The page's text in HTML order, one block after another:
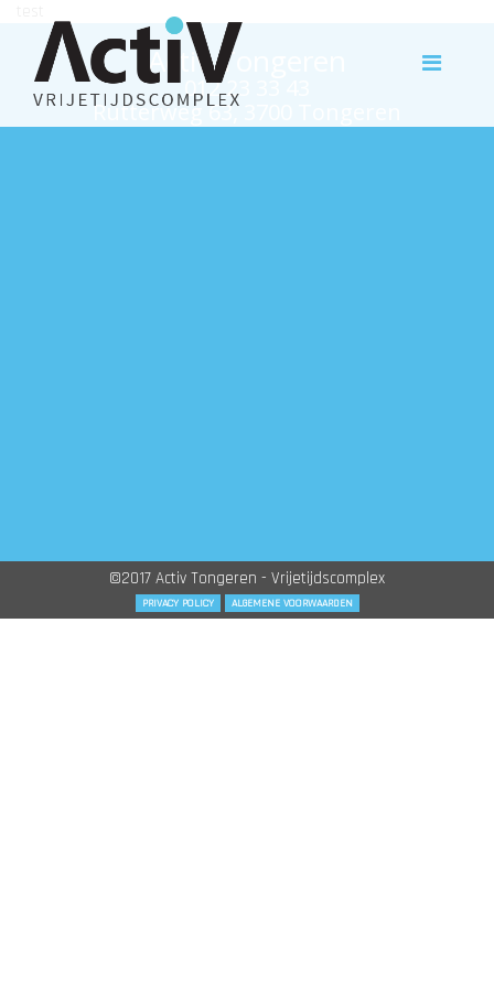
Activ Tongeren
012 23 33 43
Rutterweg 63, 3700 Tongeren
©2017 Activ Tongeren - Vrijetijdscomplex
PRIVACY POLICY ALGEMENE VOORWAARDEN